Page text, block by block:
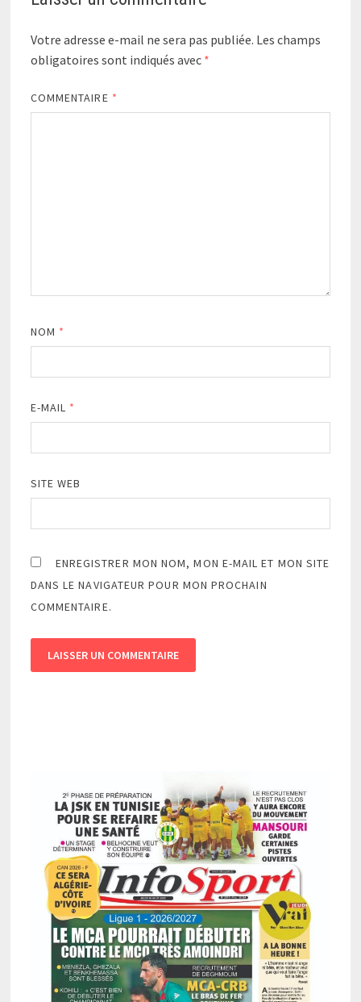
Votre adresse e-mail ne sera pas publiée. Les champs
obligatoires sont indiqués avec *
COMMENTAIRE *
NOM *
E-MAIL *
SITE WEB
ENREGISTRER MON NOM, MON E-MAIL ET MON SITE
DANS LE NAVIGATEUR POUR MON PROCHAIN
COMMENTAIRE.